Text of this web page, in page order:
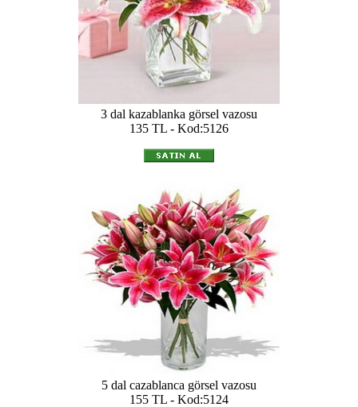
3 dal kazablanka görsel vazosu
135 TL - Kod:5126
5 dal cazablanca görsel vazosu
155 TL - Kod:5124